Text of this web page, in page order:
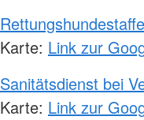
Karte: Link zur
Sanitätsdienst bei
Karte: Link zur